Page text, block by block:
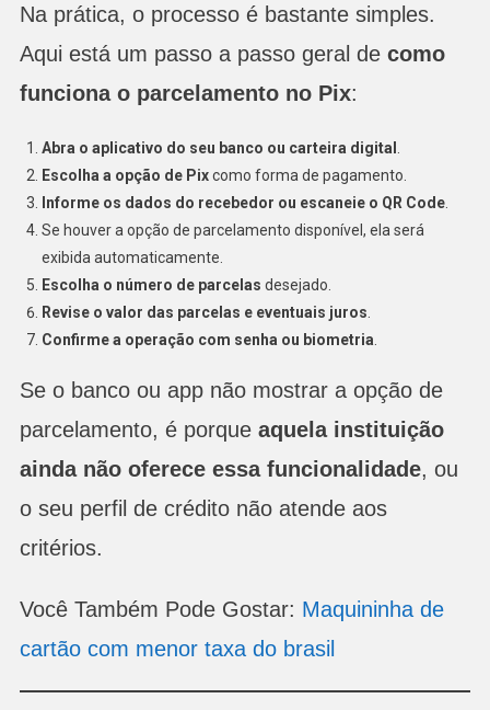
Na prática, o processo é bastante simples.
Aqui está um passo a passo geral de como
funciona o parcelamento no Pix:
Abra o aplicativo do seu banco ou carteira digital
Escolha a opção de Pixcomo forma de pagamento.
Informe os dados do recebedor ou escaneie o QR Code.
Se houver a opção de parcelamento disponível, ela será
exibida automaticamente.
Escolha o número de parcelas desejado.
Revise o valor das parcelas e eventuais juros
Confirme a operação com senha ou biometria
Se o banco ou app não mostrar a opção de
parcelamento, é porque aquela instituição
ainda não oferece essa funcionalidade, ou
o seu perfil de crédito não atende aos
critérios.
Você Também Pode Gostar: Maquininha de
cartão com menor taxa do brasil